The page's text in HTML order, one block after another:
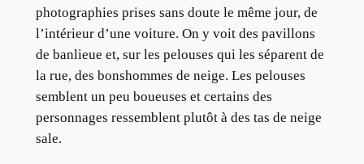
photographies prises sans doute le même jour, de
l’intérieur d’une voiture. On y voit des pavillons
de banlieue et, sur les pelouses qui les séparent de
la rue, des bonshommes de neige. Les pelouses
semblent un peu boueuses et certains des
personnages ressemblent plutôt à des tas de neige
sale.